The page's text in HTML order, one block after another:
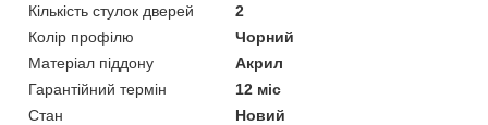
Кількість стулок дверей
2
Колір профілю
Чорний
Матеріал піддону
Акрил
Гарантійний термін
12 міс
Стан
Новий